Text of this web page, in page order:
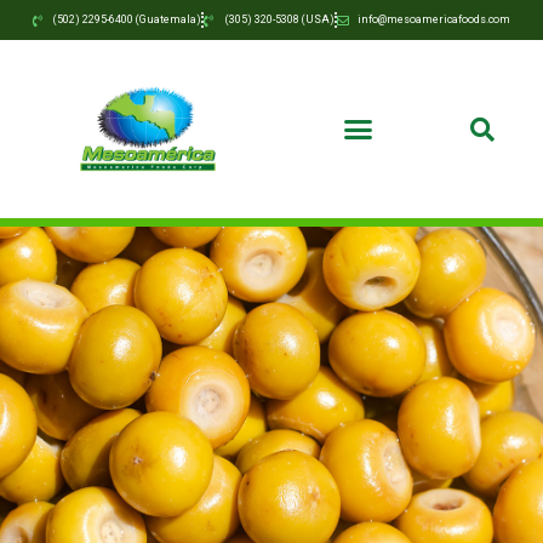
(502) 2295-6400 (Guatemala) (305) 320-5308 (USA) info@mesoamericafoods.com